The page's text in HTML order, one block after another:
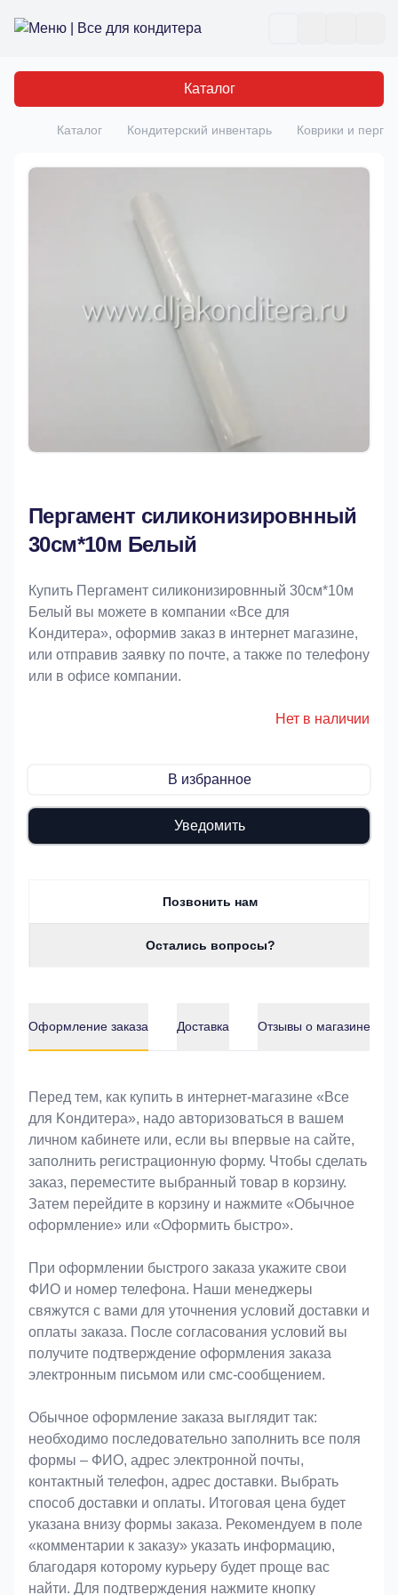
Все для кондитера
Каталог
Главная
Каталог Кондитерский инвентарь Коврики и
Пергамент силиконизировнный
30см*10м Белый
Купить Пергамент силиконизировнный 30см*10м
Белый вы можете в компании «Bce для
Koндитeрa», оформив заказ в интернет магазине,
или отправив заявку по почте, а также по телефону
или в офисе компании.
Нет в наличии
В избранное
Уведомить
Позвонить нам
Остались вопросы?
Оформление заказа Доставка Отзывы о магазине
Оформление заказа
Перед тем, как купить в интернет-магазине «Bce
для Koндитeрa», надо авторизоваться в вашем
личном кабинете или, если вы впервые на сайте,
заполнить регистрационную форму. Чтобы сделать
заказ, переместите выбранный товар в корзину.
Затем перейдите в корзину и нажмите «Обычное
оформление» или «Оформить быстро».
При оформлении быстрого заказа укажите свои
ФИО и номер телефона. Наши менеджеры
свяжутся с вами для уточнения условий доставки и
оплаты заказа. После согласования условий вы
получите подтверждение оформления заказа
электронным письмом или смс-сообщением.
Обычное оформление заказа выглядит так:
необходимо последовательно заполнить все поля
формы – ФИО, адрес электронной почты,
контактный телефон, адрес доставки. Выбрать
способ доставки и оплаты. Итоговая цена будет
указана внизу формы заказа. Рекомендуем в поле
«комментарии к заказу» указать информацию,
благодаря которому курьеру будет проще вас
найти. Для подтверждения нажмите кнопку